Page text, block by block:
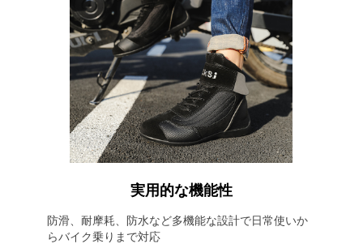
実用的な機能性
防滑、耐摩耗、防水など多機能な設計で日常使いか
らバイク乗りまで対応